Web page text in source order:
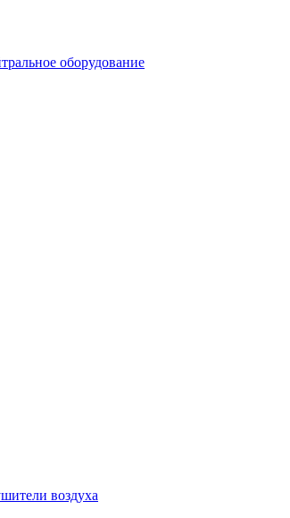
оборудование
воздуха